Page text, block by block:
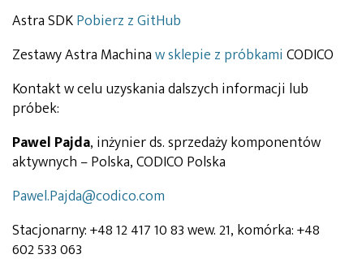
Astra SDKPobierz z GitHub
Zestawy Astra Machinaw sklepie z próbkami CODICO
Kontakt w celu uzyskania dalszych informacji lub
próbek:
Pawel Pajda, inżynier ds. sprzedaży komponentów
aktywnych – Polska, CODICO Polska
Pawel.Pajda@codico.com
Stacjonarny: +48 12 417 10 83 wew. 21, komórka: +48
602 533 063